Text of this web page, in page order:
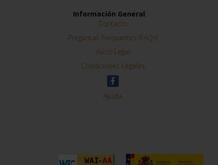
Información General
Contacto
Preguntas Frequentes (FAQs)
Aviso Legal
Condiciones Legales
Ayuda